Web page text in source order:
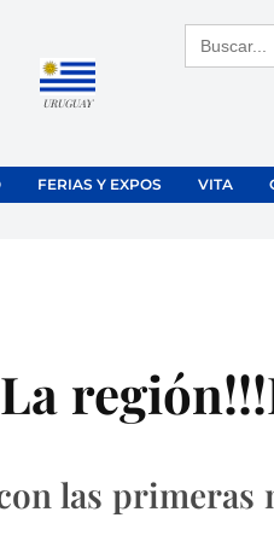
URUGUAY
Buscar:
FERIAS Y EXPOS VITA
las